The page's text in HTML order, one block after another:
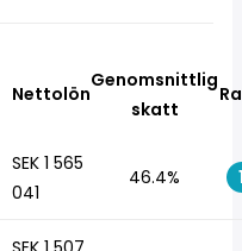
Nettolön
Genomsnittlig
skatt
SEK 1 565
041
46.4%